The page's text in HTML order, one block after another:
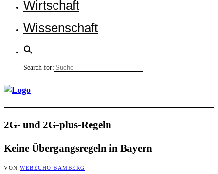
Wirt­schaft
Wis­sen­schaft
Search for:
2G- und 2G-plus-Regeln
Kei­ne Über­gangs­re­geln in Bayern
VON WEBECHO BAMBERG